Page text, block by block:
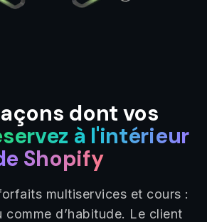
dont vos
à l'intérieur
Shopify
multiservices et cours :
d’habitude. Le client